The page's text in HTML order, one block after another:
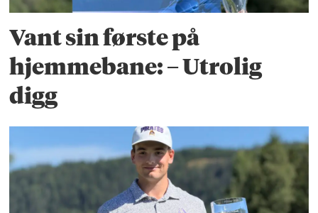
Vant sin første på
hjemmebane: – Utrolig
digg